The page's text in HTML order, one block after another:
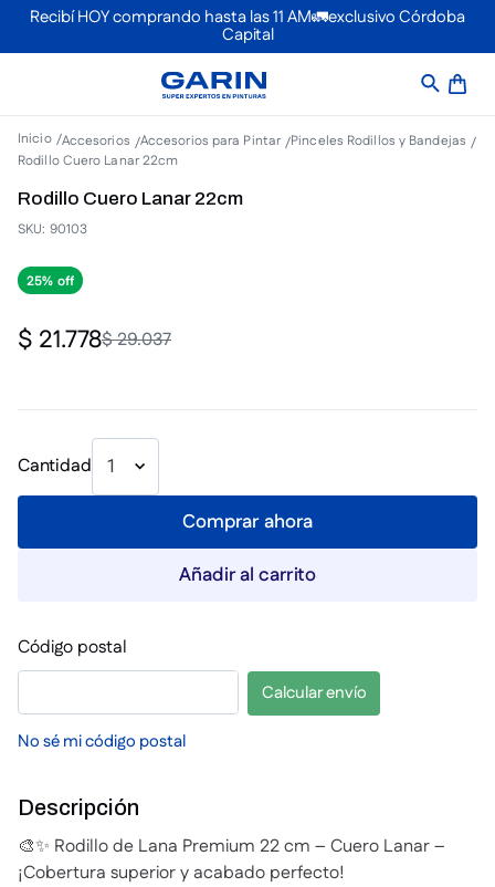
Recibí HOY comprando hasta las 11 AM🚛exclusivo Córdoba
Capital
Accesorios Accesorios para Pintar Pinceles Rodillos y Bandejas
Rodillo Cuero Lanar 22cm
Rodillo Cuero Lanar 22cm
SKU: 90103
25%
$29.037
$ 21.778
Cantidad 1
Comprar ahora
Añadir al carrito
Código postal
No sé mi código postal
Calcular envío
Descripción
🎨✨ Rodillo de Lana Premium 22 cm – Cuero Lanar –
¡Cobertura superior y acabado perfecto!